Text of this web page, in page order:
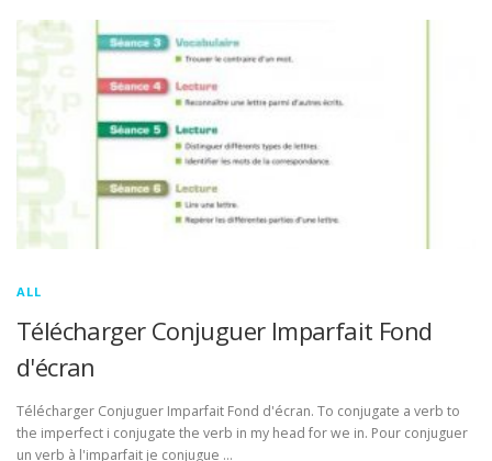
ALL
Télécharger Conjuguer Imparfait Fond
d'écran
Télécharger Conjuguer Imparfait Fond d'écran. To conjugate a verb to
the imperfect i conjugate the verb in my head for we in. Pour conjuguer
un verb à l'imparfait je conjugue …